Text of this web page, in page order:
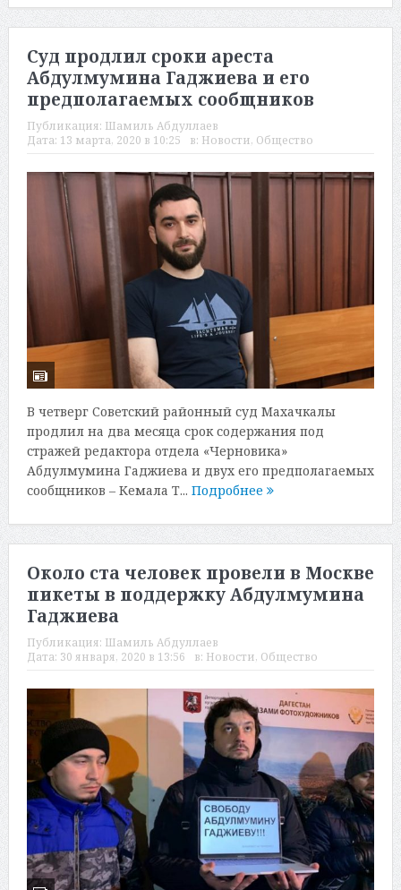
Суд продлил сроки ареста
Абдулмумина Гаджиева и его
предполагаемых сообщников
Публикация: Шамиль Абдуллаев
Дата: 13 марта, 2020 в 10:25 в: Новости, Общество
В четверг Советский районный суд Махачкалы
продлил на два месяца срок содержания под
стражей редактора отдела «Черновика»
Абдулмумина Гаджиева и двух его предполагаемых
сообщников – Кемала Т... Подробнее
Около ста человек провели в Москве
пикеты в поддержку Абдулмумина
Гаджиева
Публикация: Шамиль Абдуллаев
Дата: 30 января, 2020 в 13:56 в: Новости, Общество